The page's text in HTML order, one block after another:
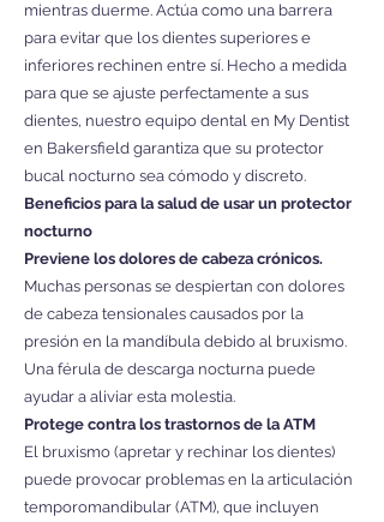
mientras duerme. Actúa como una barrera
para evitar que los dientes superiores e
inferiores rechinen entre sí. Hecho a medida
para que se ajuste perfectamente a sus
dientes, nuestro equipo dental en My Dentist
en Bakersfield garantiza que su protector
bucal nocturno sea cómodo y discreto.
Beneficios para la salud de usar un protector
nocturno
Previene los dolores de cabeza crónicos.
Muchas personas se despiertan con dolores
de cabeza tensionales causados por la
presión en la mandíbula debido al bruxismo.
Una férula de descarga nocturna puede
ayudar a aliviar esta molestia.
Protege contra los trastornos de la ATM
El bruxismo (apretar y rechinar los dientes)
puede provocar problemas en la articulación
temporomandibular (ATM), que incluyen